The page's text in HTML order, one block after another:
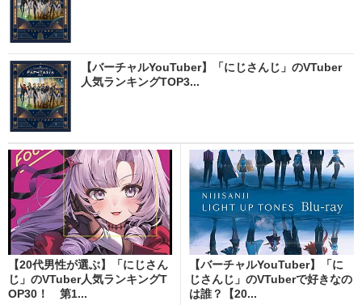
【バーチャルYouTuber】「にじさんじ」のVTuber
人気ランキングTOP3...
【20代男性が選ぶ】「にじさん
じ」のVTuber人気ランキングT
OP30！ 第1...
【バーチャルYouTuber】「に
じさんじ」のVTuberで好きなの
は誰？【20...